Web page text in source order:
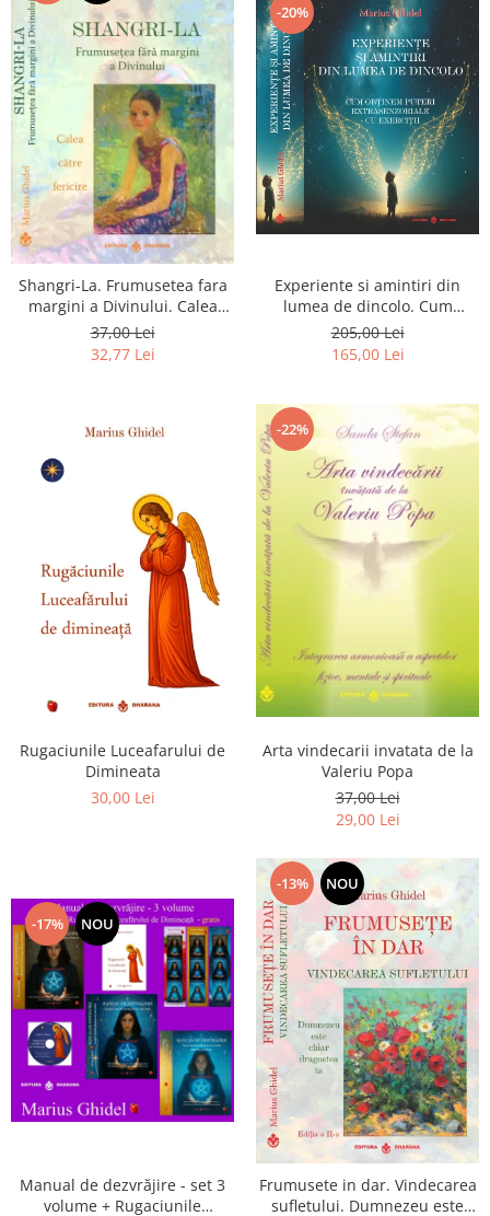
Shangri-La. Frumusetea fara
margini a Divinului. Calea
catre fericire
37,00 Lei
32,77 Lei
-20%
Experiente si amintiri din
lumea de dincolo. Cum
obtinem puteri
extrasenzoriale - cu exercitii
205,00 Lei
165,00 Lei
Rugaciunile Luceafarului de
Dimineata
30,00 Lei
-22%
Arta vindecarii invatata de la
Valeriu Popa
37,00 Lei
29,00 Lei
-17% NOU
Manual de dezvrăjire - set 3
volume + Rugaciunile
-13% NOU
Frumusete in dar. Vindecarea
sufletului. Dumnezeu este